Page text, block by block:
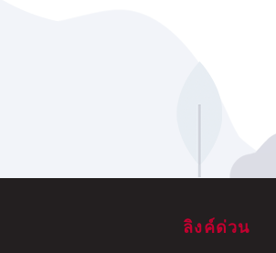
ลิงค์ด่วน